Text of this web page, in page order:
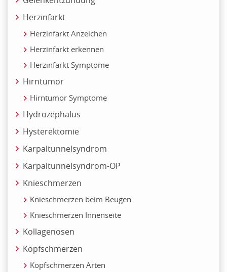
Herzinfarkt
Herzinfarkt Anzeichen
Herzinfarkt erkennen
Herzinfarkt Symptome
Hirntumor
Hirntumor Symptome
Hydrozephalus
Hysterektomie
Karpaltunnelsyndrom
Karpaltunnelsyndrom-OP
Knieschmerzen
Knieschmerzen beim Beugen
Knieschmerzen Innenseite
Kollagenosen
Kopfschmerzen
Kopfschmerzen Arten